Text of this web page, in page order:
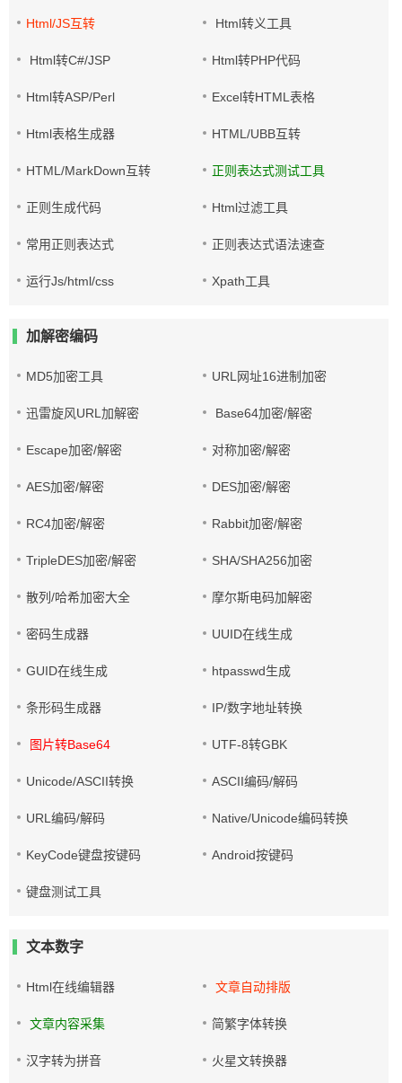
Html/JS互转 Html转义工具
Html转C#/JSP Html转PHP代码
Html转ASP/Perl Excel转HTML表格
Html表格生成器 HTML/UBB互转
HTML/MarkDown互转 正则表达式测试工具
正则生成代码 Html过滤工具
常用正则表达式 正则表达式语法速查
运行Js/html/css Xpath工具
加解密编码
MD5加密工具 URL网址16进制加密
迅雷旋风URL加解密 Base64加密/解密
Escape加密/解密 对称加密/解密
AES加密/解密 DES加密/解密
RC4加密/解密 Rabbit加密/解密
TripleDES加密/解密 SHA/SHA256加密
散列/哈希加密大全 摩尔斯电码加解密
密码生成器 UUID在线生成
GUID在线生成 htpasswd生成
条形码生成器 IP/数字地址转换
图片转Base64 UTF-8转GBK
Unicode/ASCII转换 ASCII编码/解码
URL编码/解码 Native/Unicode编码转换
KeyCode键盘按键码 Android按键码
键盘测试工具
文本数字
Html在线编辑器 文章自动排版
文章内容采集 简繁字体转换
汉字转为拼音 火星文转换器